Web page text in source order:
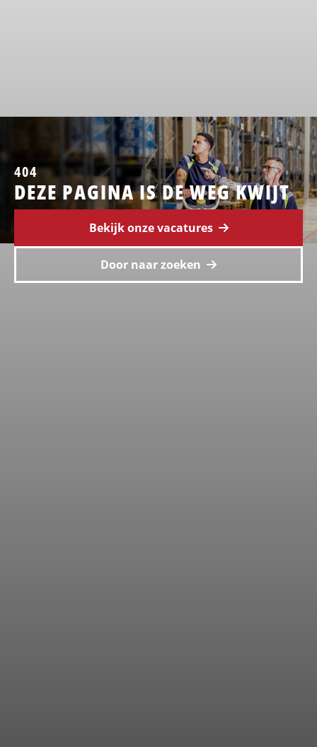
404
DEZE PAGINA IS DE WEG KWIJT
Bekijk onze vacatures
Door naar zoeken